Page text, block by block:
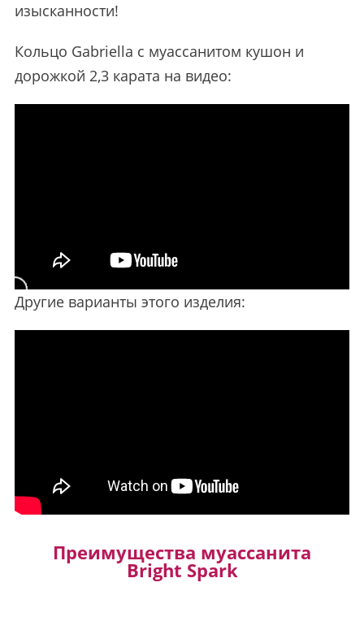
изысканности!
Кольцо Gabriella с муассанитом кушон и
дорожкой 2,3 карата на видео:
Другие варианты этого изделия:
Преимущества муассанита
Bright Spark